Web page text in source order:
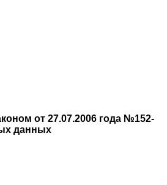
от 27.07.2006 года №152-
данных